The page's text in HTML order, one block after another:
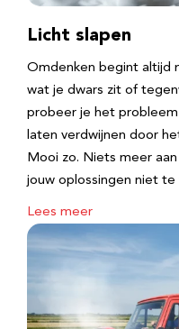
Licht slapen
Omdenken begint altijd
wat je dwars zit of
probeer je het
laten verdwijnen door
Mooi zo. Niets meer
jouw oplossingen niet
Lees meer